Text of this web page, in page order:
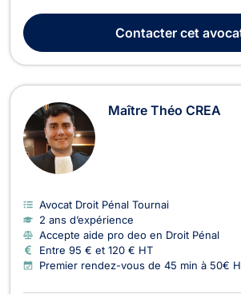
droit de roulage, elle sera en mesure
cités devant le tribunal de ...
Contactercet
Maître Théo CREA
Avocat Droit Pénal Tournai
2 ans d’expérience
Accepte aide pro deo en Droit Pénal
Entre 95 € et 120 € HT
Premier rendez-vous de 45 min à 50€